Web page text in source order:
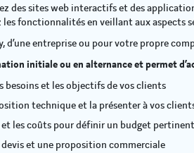
des sites web interactifs et des
fonctionnalités en veillant aux aspects
d’une entreprise ou pour votre propre
initiale ou en alternance et permet
besoins et les objectifs de vos clients
technique et la présenter à vos
les coûts pour définir un budget pertinent
devis et une proposition commerciale